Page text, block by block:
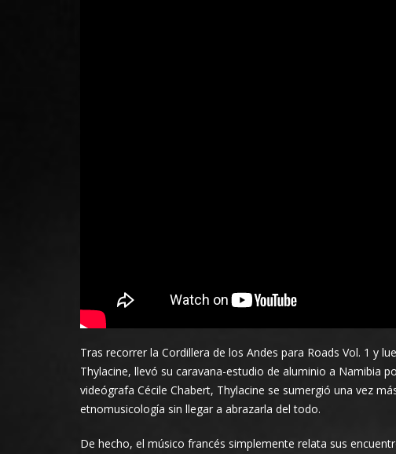
Tras recorrer la Cordillera de los Andes para Roads Vol. 1 y
Thylacine, llevó su caravana-estudio de aluminio a Namibia
videógrafa Cécile Chabert, Thylacine se sumergió una vez
etnomusicología sin llegar a abrazarla del todo.
De hecho, el músico francés simplemente relata sus